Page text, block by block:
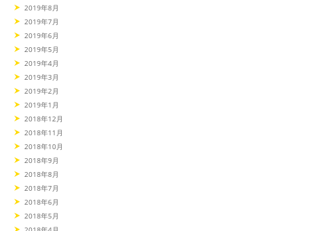
2019年8月
2019年7月
2019年6月
2019年5月
2019年4月
2019年3月
2019年2月
2019年1月
2018年12月
2018年11月
2018年10月
2018年9月
2018年8月
2018年7月
2018年6月
2018年5月